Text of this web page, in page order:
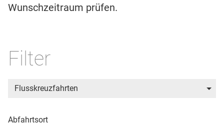
Wunschzeitraum prüfen.
Filter
Flusskreuzfahrten
Abfahrtsort